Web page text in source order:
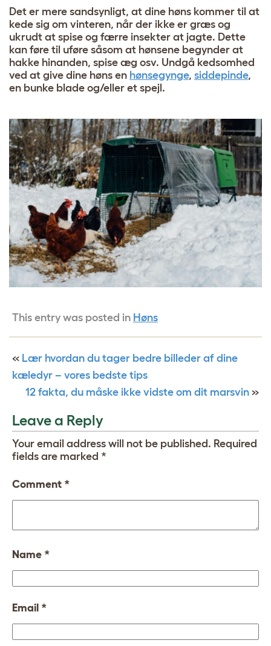
Det er mere sandsynligt, at dine høns kommer til at
kede sig om vinteren, når der ikke er græs og
ukrudt at spise og færre insekter at jagte. Dette
kan føre til uføre såsom at hønsene begynder at
hakke hinanden, spise æg osv. Undgå kedsomhed
ved at give dine høns en hønsegynge, siddepinde,
en bunke blade og/eller et spejl.
This entry was posted in Høns
« Lær hvordan du tager bedre billeder af dine
kæledyr – vores bedste tips
12 fakta, du måske ikke vidste om dit marsvin »
Leave a Reply
Your email address will not be published. Required
fields are marked *
Comment *
Name *
Email *